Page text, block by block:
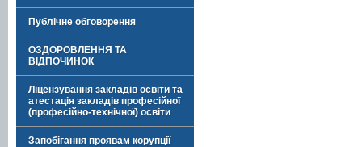
Публічне обговорення
ОЗДОРОВЛЕННЯ ТА
ВІДПОЧИНОК
Ліцензування закладів освіти та
атестація закладів професійної
(професійно-технічної) освіти
Запобігання проявам корупції